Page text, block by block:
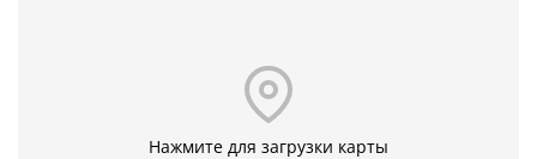
Нажмите для загрузки карты